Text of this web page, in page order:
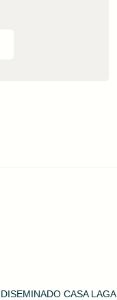
DISEMINADO CASA